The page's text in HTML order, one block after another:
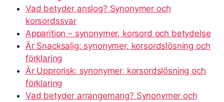
Vad betyder anslog? Synonymer och
korsordssvar
Apparition – synonymer, korsord och betydelse
Är Snacksalig: synonymer, korsordslösning och
förklaring
Är Upprorisk: synonymer, korsordslösning och
förklaring
Vad betyder arrangemang? Synonymer och